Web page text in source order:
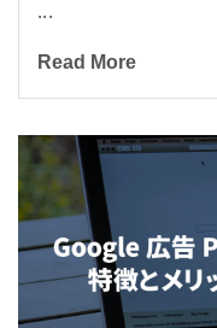
...
Read More